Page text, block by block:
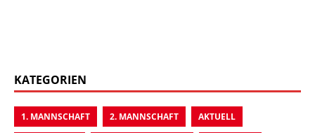
KATEGORIEN
1. MANNSCHAFT 2. MANNSCHAFT AKTUELL